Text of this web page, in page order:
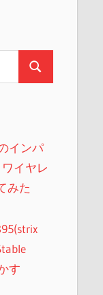
検
インパ
イヤレ
みた
す